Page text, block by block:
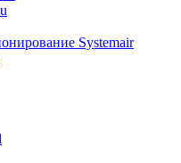
Systemair